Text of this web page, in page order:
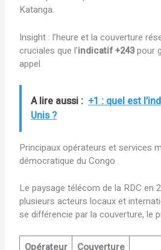
Katanga.
Insight : l’heure et la couverture
cruciales que l’indicatif +243pour
appel.
A lire aussi : +1 : quel est
Unis ?
Principaux opérateurs et services
démocratique du Congo
Le paysage télécom de la RDC en
plusieurs acteurs locaux et
se différencie par la couverture, le
Opérateur Couverture